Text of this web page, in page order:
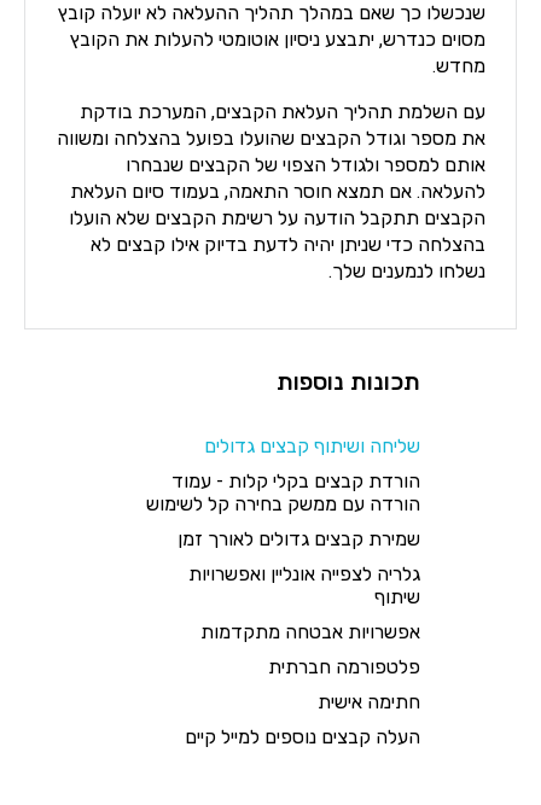
שנכשלו כך שאם במהלך תהליך ההעלאה לא יועלה קובץ
מסוים כנדרש, יתבצע ניסיון אוטומטי להעלות את הקובץ
מחדש.
עם השלמת תהליך העלאת הקבצים, המערכת בודקת
את מספר וגודל הקבצים שהועלו בפועל בהצלחה ומשווה
אותם למספר ולגודל הצפוי של הקבצים שנבחרו
להעלאה. אם תמצא חוסר התאמה, בעמוד סיום העלאת
הקבצים תתקבל הודעה על רשימת הקבצים שלא הועלו
בהצלחה כדי שניתן יהיה לדעת בדיוק אילו קבצים לא
נשלחו לנמענים שלך.
תכונות נוספות
שליחה ושיתוף קבצים גדולים
הורדת קבצים בקלי קלות - עמוד
הורדה עם ממשק בחירה קל לשימוש
שמירת קבצים גדולים לאורך זמן
גלריה לצפייה אונליין ואפשרויות
שיתוף
אפשרויות אבטחה מתקדמות
פלטפורמה חברתית
חתימה אישית
העלה קבצים נוספים למייל קיים